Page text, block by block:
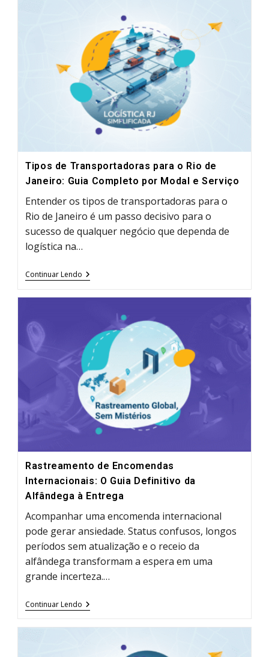
Commerce
No
Rio
De
Janeiro
(Análise
Completa
2025)
Tipos de Transportadoras para o Rio de
Janeiro: Guia Completo por Modal e Serviço
Entender os tipos de transportadoras para o
Rio de Janeiro é um passo decisivo para o
sucesso de qualquer negócio que dependa de
logística na…
Continuar Lendo Tipos
De
Janeiro:
Guia
Completo
Por
Modal
E
Serviço
Rastreamento de Encomendas
Internacionais: O Guia Definitivo da
Alfândega à Entrega
Acompanhar uma encomenda internacional
pode gerar ansiedade. Status confusos, longos
períodos sem atualização e o receio da
alfândega transformam a espera em uma
grande incerteza.…
Continuar Lendo Rastreamento
De